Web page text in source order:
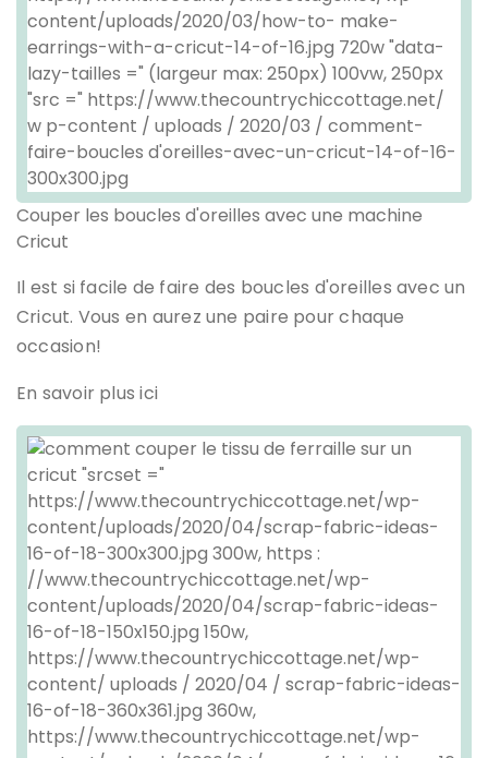
Couper les boucles d'oreilles avec une machine
Cricut
Il est si facile de faire des boucles d'oreilles avec un
Cricut. Vous en aurez une paire pour chaque
occasion!
En savoir plus ici